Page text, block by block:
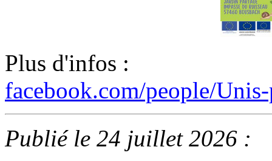
Plus d'infos :
facebook.com/people/
Publié le 24 juillet 2026 :